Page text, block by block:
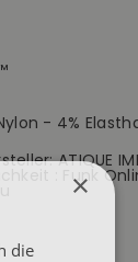
- 4%
ATIQUE
: Funk
×
die